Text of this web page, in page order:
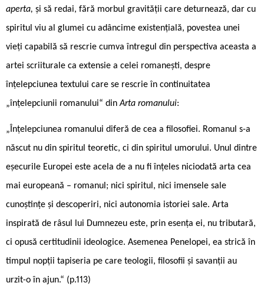
aperta, și să redai, fără morbul gravității care deturnează, dar cu
spiritul viu al glumei cu adâncime existențială, povestea unei
vieți capabilă să rescrie cumva întregul din perspectiva aceasta a
artei scriiturale ca extensie a celei romanești, despre
înțelepciunea textului care se rescrie în continuitatea
„înțelepciunii romanului“ dinArta romanului:
„Înțelepciunea romanului diferă de cea a filosofiei. Romanul s-a
născut nu din spiritul teoretic, ci din spiritul umorului. Unul dintre
eșecurile Europei este acela de a nu fi înțeles niciodată arta cea
mai europeană – romanul; nici spiritul, nici imensele sale
cunoștințe și descoperiri, nici autonomia istoriei sale. Arta
inspirată de râsul lui Dumnezeu este, prin esența ei, nu tributară,
ci opusă certitudinii ideologice. Asemenea Penelopei, ea strică în
timpul nopții tapiseria pe care teologii, filosofii și savanții au
urzit-o în ajun.“ (p.113)